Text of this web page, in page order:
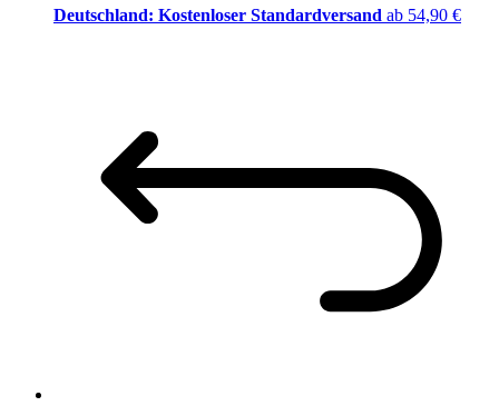
Deutschland: Kostenloser Standardversand ab 54,90 €